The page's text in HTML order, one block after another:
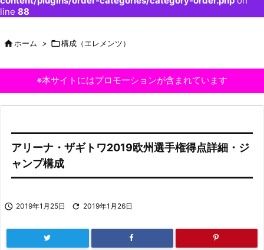
line 88
ホーム > 構成（エレメンツ）
※本サイトにはプロモーションが含まれています
アリーナ・ザギトワ2019欧州選手権得点詳細・ジ
ャンプ構成
 2019年1月25日  2019年1月26日